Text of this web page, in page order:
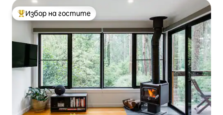
Най-популярен избор на гостите
Избор на гостите